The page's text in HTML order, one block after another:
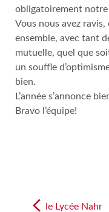
obligatoirement
Vous nous avez
ensemble, avec tant
mutuelle, quel que
un souffle
bien.
L’année s’annonce
Bravo l’équipe!
navigationle Lycée Nahr